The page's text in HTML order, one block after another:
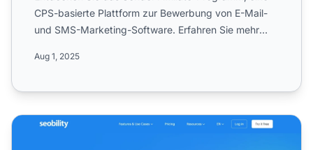
CPS-basierte Plattform zur Bewerbung von E-Mail-
und SMS-Marketing-Software. Erfahren Sie mehr
Aug 1, 2025
Seobility Affiliate-Programm